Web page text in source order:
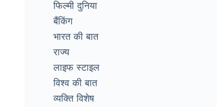
फिल्मी दुनिया
बैंकिंग
भारत की बात
राज्य
लाइफ स्टाइल
विश्व की बात
व्यक्ति विशेष